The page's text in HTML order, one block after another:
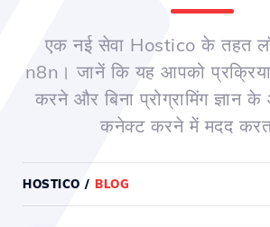
एक नई सेवा Hostico के तहत
n8n। जानें कि यह आपको
करने और बिना प्रोग्रामिंग
कनेक्ट करने में मदद
HOSTICO / BLOG